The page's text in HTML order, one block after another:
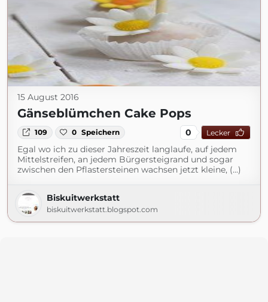
15 August 2016
Gänseblümchen Cake Pops
109 0 Speichern 0 Lecker
Egal wo ich zu dieser Jahreszeit langlaufe, auf jedem
Mittelstreifen, an jedem Bürgersteigrand und sogar
zwischen den Pflastersteinen wachsen jetzt kleine, (...)
Biskuitwerkstatt
biskuitwerkstatt.blogspot.com